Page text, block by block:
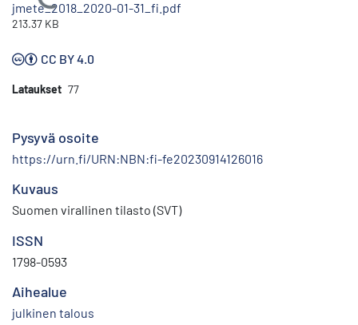
Ladataan...
jmete_2018_2020-01-31_fi.pdf
213.37 KB
CC BY 4.0
Lataukset 77
Pysyvä osoite
https://urn.fi/URN:NBN:fi-fe20230914126016
Kuvaus
Suomen virallinen tilasto (SVT)
ISSN
1798-0593
Aihealue
julkinen talous